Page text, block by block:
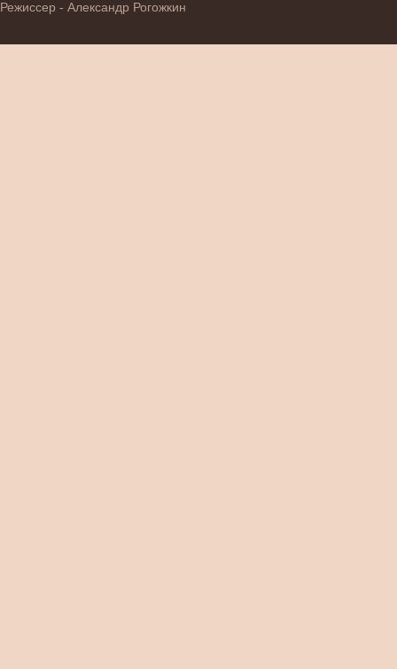
Режиссер - Александр Рогожкин